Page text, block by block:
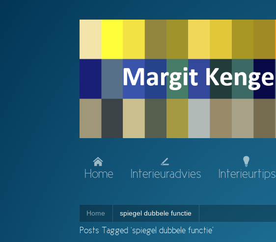
Home Interieuradvies Interieurtips
Home spiegel dubbele functie
Posts Tagged ‘spiegel dubbele functie’